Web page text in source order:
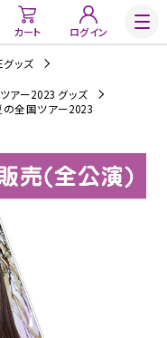
カート ログイン
グッズ
アー2023 グッズ
の全国ツアー2023